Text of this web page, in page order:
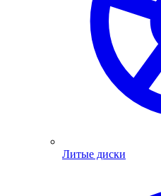
Литые диски